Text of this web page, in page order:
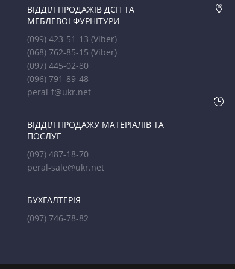
ВІДДІЛ ПРОДАЖІВ ДСП ТА
МЕБЛЕВОЇ ФУРНІТУРИ
(099) 423-51-13(Viber)
(068) 762-85-15(Viber)
(097) 445-02-80
(096) 791-89-48
peral-f@ukr.net
ВІДДІЛ ПРОДАЖУ МАТЕРІАЛІВ ТА
ПОСЛУГ
(097) 487-18-70
peral-sale@ukr.net
БУХГАЛТЕРІЯ
(097) 746-78-82

